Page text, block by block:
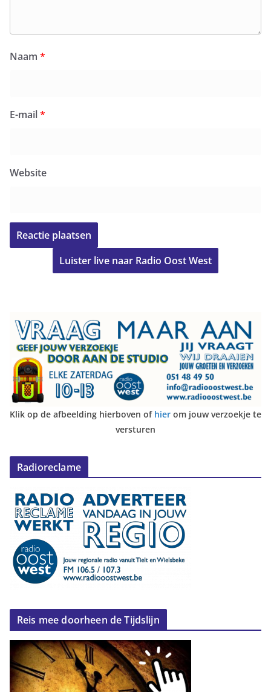
Naam *
E-mail*
Website
Luister live naar Radio Oost West
Klik op de afbeelding hierboven of hier om jouw verzoekje te
versturen
Radioreclame
Reis mee doorheen de Tijdslijn